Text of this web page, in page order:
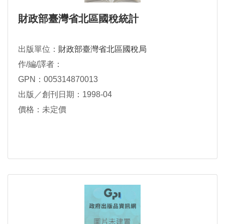
財政部臺灣省北區國稅統計
出版單位： 財政部臺灣省北區國稅局
作/編/譯者：
GPN：005314870013
出版／創刊日期：1998-04
價格：未定價